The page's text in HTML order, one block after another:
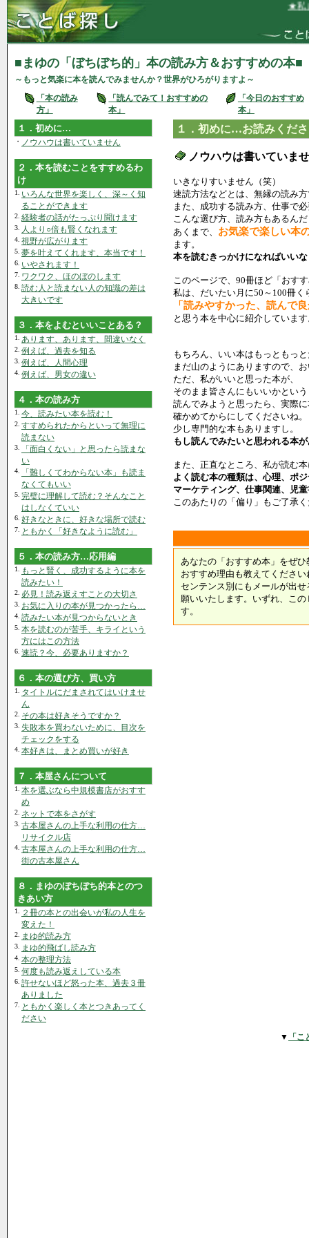
★私は
■まゆの「ぼちぼち的」本の読み方＆おすすめの本■
～もっと気楽に本を読んでみませんか？世界がひろがりますよ～
「本の読み
方」
「読んでみて！おすすめの
本」
「今日のおすすめ
本」
１．初めに…
・ ノウハウは書いていません
２．本を読むことをすすめるわ
け
1.
いろんな世界を楽しく、深～く知
ることができます
2. 経験者の話がたっぷり聞けます
3. 人より○倍も賢くなれます
4. 視野が広がります
5. 夢を叶えてくれます、本当です！
6. いやされます！
7. ワクワク、ほのぼのします
8. 読む人と読まない人の知識の差は
大きいです
３．本をよむといいことある？
1. あります、あります、間違いなく
2. 例えば、過去を知る
3. 例えば、人間心理
4. 例えば、男女の違い
４．本の読み方
1. 今、読みたい本を読む！
2. すすめられたからといって無理に
読まない
3.
「面白くない」と思ったら読まな
い
4.
「難しくてわからない本」も読ま
なくてもいい
5. 完璧に理解して読む？そんなこと
はしなくていい
6. 好きなときに、好きな場所で読む
7. ともかく「好きなように読む」
５．本の読み方…応用編
1.
もっと賢く、成功するように本を
読みたい！
2. 必見！読み返えすことの大切さ
3. お気に入りの本が見つかったら…
4. 読みたい本が見つからないとき
5. 本を読むのが苦手、キライという
方にはこの方法
6. 速読？今、必要ありますか？
６．本の選び方、買い方
1.
タイトルにだまされてはいけませ
ん
2. その本は好きそうですか？
3. 失敗本を買わないために、目次を
チェックをする
4. 本好きは、まとめ買いが好き
７．本屋さんについて
1.
本を選ぶなら中規模書店がおすす
め
2. ネットで本をさがす
3. 古本屋さんの上手な利用の仕方…
リサイクル店
4. 古本屋さんの上手な利用の仕方…
街の古本屋さん
８．まゆのぼちぼち的本とのつ
きあい方
1.
２冊の本との出会いが私の人生を
変えた！
2. まゆ的読み方
3. まゆ的飛ばし読み方
4. 本の整理方法
5. 何度も読み返えしている本
6. 許せないほど怒った本、過去３冊
ありました
7.
ともかく楽しく本とつきあってく
ださい
１．初めに…お読みくだ
ノウハウは書いていま
いきなりすいません（笑）
速読方法などとは、無縁の読み
また、成功する読み方、仕事で
こんな選び方、読み方もあるん
あくまで、 お気楽で楽しい本
ます。
本を読むきっかけになればいい
このページで、90冊ほど「おす
私は、だいたい月に50～100冊
「読みやすかった、読んで
と思う本を中心に紹介していま
もちろん、いい本はもっともっ
まだ山のようにありますので、
ただ、私がいいと思った本が、
そのまま皆さんにもいいかとい
読んでみようと思ったら、実際
確かめてからにしてくださいね。
少し専門的な本もありますし。
もし読んでみたいと思われる本
また、正直なところ、私が読む
よく読む本の種類は、心理、ポ
マーケティング、仕事関連、児
このあたりの「偏り」もご了承
あなたの「おすすめ本」をぜ
おすすめ理由も教えてください
センテンス別にもメールが出
願いいたします。いずれ、こ
す。
▼ 「